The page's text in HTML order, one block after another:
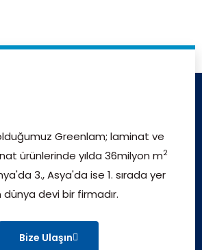
Greenlam; laminat ve
ürünlerinde yılda 36milyon m2
3., Asya'da ise 1. sırada yer
dünya devi bir firmadır.
Bize Ulaşın